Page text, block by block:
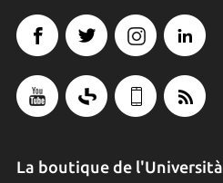
La boutique de l'Università